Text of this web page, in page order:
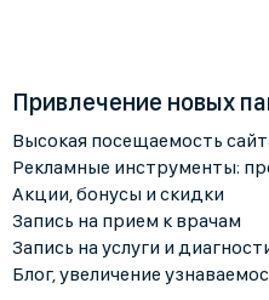
Привлечение новых
Высокая посещаемость
Рекламные инструменты:
Акции, бонусы и скидки
Запись на прием к врачам
Запись на услуги и
Блог, увеличение